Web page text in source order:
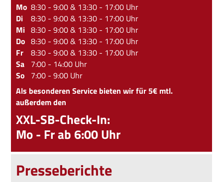
Mo 8:30 - 9:00 & 13:30 - 17:00 Uhr
Di
8:30 - 9:00 & 13:30 - 17:00 Uhr
Mi 8:30 - 9:00 & 13:30 - 17:00 Uhr
Do 8:30 - 9:00 & 13:30 - 17:00 Uhr
Fr
8:30 - 9:00 & 13:30 - 17:00 Uhr
Sa 7:00 - 14:00 Uhr
So 7:00 - 9:00 Uhr
Als besonderen Service bieten wir für 5€ mtl.
außerdem den
XXL-SB-Check-In:
Mo - Fr ab 6:00 Uhr
Presseberichte